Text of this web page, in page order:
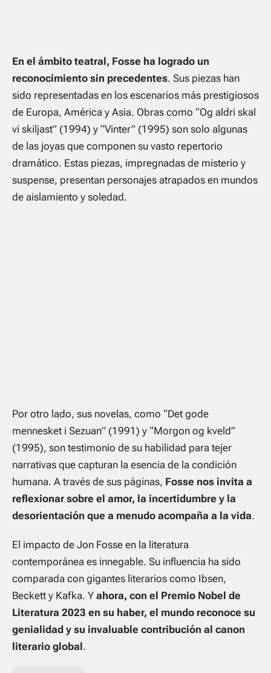
En el ámbito teatral, Fosse ha logrado un
reconocimiento sin precedentes. Sus piezas han
sido representadas en los escenarios más prestigiosos
de Europa, América y Asia. Obras como “Og aldri skal
vi skiljast” (1994) y “Vinter” (1995) son solo algunas
de las joyas que componen su vasto repertorio
dramático. Estas piezas, impregnadas de misterio y
suspense, presentan personajes atrapados en mundos
de aislamiento y soledad.
Por otro lado, sus novelas, como “Det gode
mennesket i Sezuan” (1991) y “Morgon og kveld”
(1995), son testimonio de su habilidad para tejer
narrativas que capturan la esencia de la condición
humana. A través de sus páginas, Fosse nos invita a
reflexionar sobre el amor, la incertidumbre y la
desorientación que a menudo acompaña a la vida.
El impacto de Jon Fosse en la literatura
contemporánea es innegable. Su influencia ha sido
comparada con gigantes literarios como Ibsen,
Beckett y Kafka. Y ahora, con el Premio Nobel de
Literatura 2023 en su haber, el mundo reconoce su
genialidad y su invaluable contribución al canon
literario global.